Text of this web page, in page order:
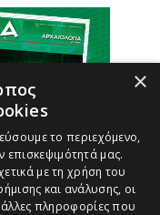
×
το περιεχόμενο,
επισκεψιμότητά μας.
με τη χρήση του
και ανάλυσης, οι
πληροφορίες που